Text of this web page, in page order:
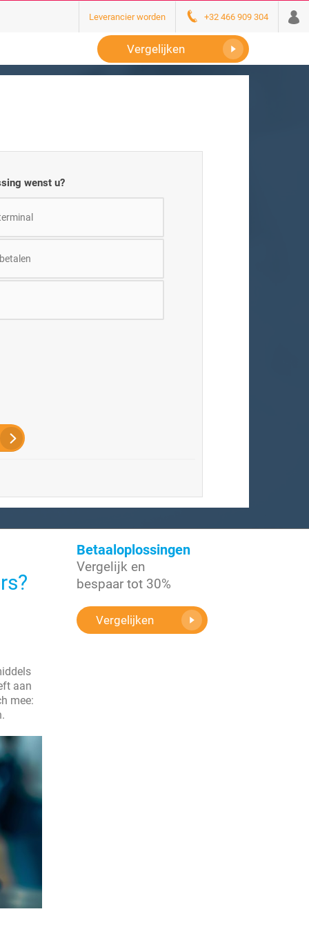
Leverancier worden +32 466 909 304
Vergelijken
wenst u?
aan
mee:
Betaaloplossingen
Vergelijk en
bespaar tot 30%
Vergelijken